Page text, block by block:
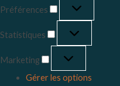
Préférences
Statistiques
Marketing
Gérer les options